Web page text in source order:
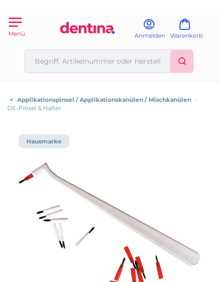
Menü Anmelden Warenkorb
< Applikationspinsel / Applikationskanülen / Mischkanülen >
DE-Pinsel & Halter
Hausmarke